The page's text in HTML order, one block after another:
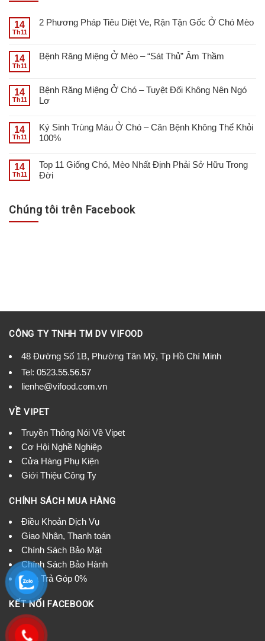
14
Th11
2 Phương Pháp Tiêu Diệt Ve, Rận Tận Gốc Ở Chó Mèo
14
Th11
Bệnh Răng Miệng Ở Mèo – “Sát Thủ” Âm Thầm
14
Th11
Bệnh Răng Miệng Ở Chó – Tuyệt Đối Không Nên Ngó
Lơ
14
Th11
Ký Sinh Trùng Máu Ở Chó – Căn Bệnh Không Thể Khỏi
100%
14
Th11
Top 11 Giống Chó, Mèo Nhất Định Phải Sở Hữu Trong
Đời
Chúng tôi trên Facebook
CÔNG TY TNHH TM DV VIFOOD
48 Đường Số 1B, Phường Tân Mỹ, Tp Hồ Chí Minh
Tel: 0523.55.56.57
lienhe@vifood.com.vn
VỀ VIPET
Truyền Thông Nói Về Vipet
Cơ Hội Nghề Nghiệp
Cửa Hàng Phụ Kiện
Giới Thiệu Công Ty
CHÍNH SÁCH MUA HÀNG
Điều Khoản Dịch Vụ
Giao Nhận, Thanh toán
Chính Sách Bảo Mật
Chính Sách Bảo Hành
Mua Trả Góp 0%
KẾT NỐI FACEBOOK